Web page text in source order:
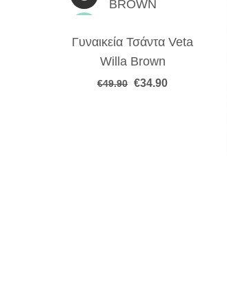
Γυναικεία Τσάντα Veta
Willa Brown
€49.90 Original
€34.90Η